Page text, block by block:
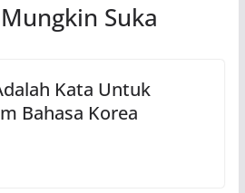
Suka
Kata Untuk
Bahasa Korea